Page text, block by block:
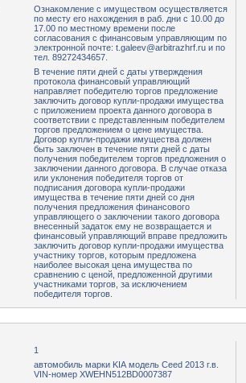
Ознакомление с имуществом осуществляется
по месту его нахождения в раб. дни с 10.00 до
17.00 по местному времени после
согласования с финансовым управляющим по
электронной почте: t.galeev@arbitrazhrf.ru и по
тел. 89272434657.
В течение пяти дней с даты утверждения
протокола финансовый управляющий
направляет победителю торгов предложение
заключить договор купли-продажи имущества
с приложением проекта данного договора в
соответствии с представленным победителем
торгов предложением о цене имущества.
Договор купли-продажи имущества должен
быть заключен в течение пяти дней с даты
получения победителем торгов предложения о
заключении данного договора. В случае отказа
или уклонения победителя торгов от
подписания договора купли-продажи
имущества в течение пяти дней со дня
получения предложения финансового
управляющего о заключении такого договора
внесенный задаток ему не возвращается и
финансовый управляющий вправе предложить
заключить договор купли-продажи имущества
участнику торгов, которым предложена
наиболее высокая цена имущества по
сравнению с ценой, предложенной другими
участниками торгов, за исключением
победителя торгов.
1
автомобиль марки KIA модель Ceed 2013 г.в.
VIN-номер XWEHN512BD0007387